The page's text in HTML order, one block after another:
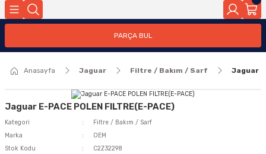
PARÇA BUL
Anasayfa Jaguar Filtre / Bakım / Sarf Jaguar
Jaguar E-PACE POLEN FILTRE(E-PACE)
Kategori
Filtre / Bakım / Sarf
Marka
OEM
Stok Kodu
C2Z32298